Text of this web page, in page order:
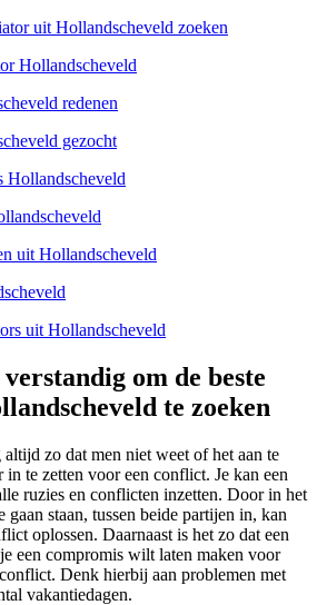
uit Hollandscheveld zoeken
Hollandscheveld
redenen
gezocht
Hollandscheveld
uit Hollandscheveld
uit Hollandscheveld
om de beste
te zoeken
zo dat men niet weet of het aan te
in te zetten voor een conflict. Je kan een
ruzies en conflicten inzetten. Door in het
gaan staan, tussen beide partijen in, kan
oplossen. Daarnaast is het zo dat een
een compromis wilt laten maken voor
Denk hierbij aan problemen met
vakantiedagen.